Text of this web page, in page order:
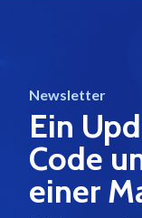
Newsletter
Ein
Code
einer